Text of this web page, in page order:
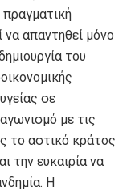
απαντηθεί μόνο
του
σε
με τις
το αστικό κράτος
την ευκαιρία να
Η